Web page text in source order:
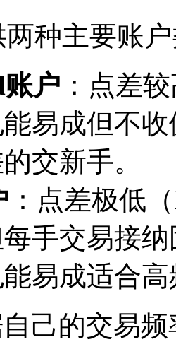
种主要账
户 ：点差
易成但不
交新手。
：点差极低
手交易接
易成适合
己的交易